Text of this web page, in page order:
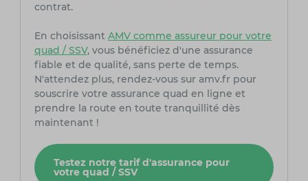
contrat.
En choisissant AMV comme assureur pour votre
quad / SSV, vous bénéficiez d'une assurance
fiable et de qualité, sans perte de temps.
N'attendez plus, rendez-vous sur amv.fr pour
souscrire votre assurance quad en ligne et
prendre la route en toute tranquillité dès
maintenant !
Testez notre tarif d'assurance pour
votre quad / SSV